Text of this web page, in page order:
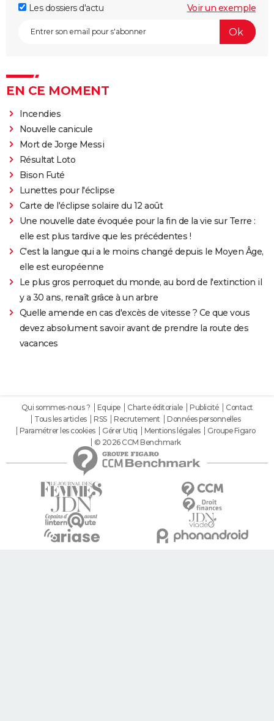
Les dossiers d'actu Voir un exemple
EN CE MOMENT
Incendies
Nouvelle canicule
Mort de Jorge Messi
Résultat Loto
Bison Futé
Lunettes pour l'éclipse
Carte de l'éclipse solaire du 12 août
Une nouvelle date évoquée pour la fin de la vie sur Terre :
elle est plus tardive que les précédentes !
C'est la langue qui a le moins changé depuis le Moyen Âge,
elle est européenne
Le plus gros perroquet du monde, au bord de l'extinction il
y a 30 ans, renaît grâce à un arbre
Quelle amende en cas d'excès de vitesse ? Ce que vous
devez absolument savoir avant de prendre la route des
vacances
Qui sommes-nous ? Equipe Charte éditoriale Publicité
Contact
Tous les articles
RSS Recrutement
Données personnelles
Paramétrer les cookies
Gérer Utiq Mentions légales
Groupe Figaro
© 2026 CCM Benchmark